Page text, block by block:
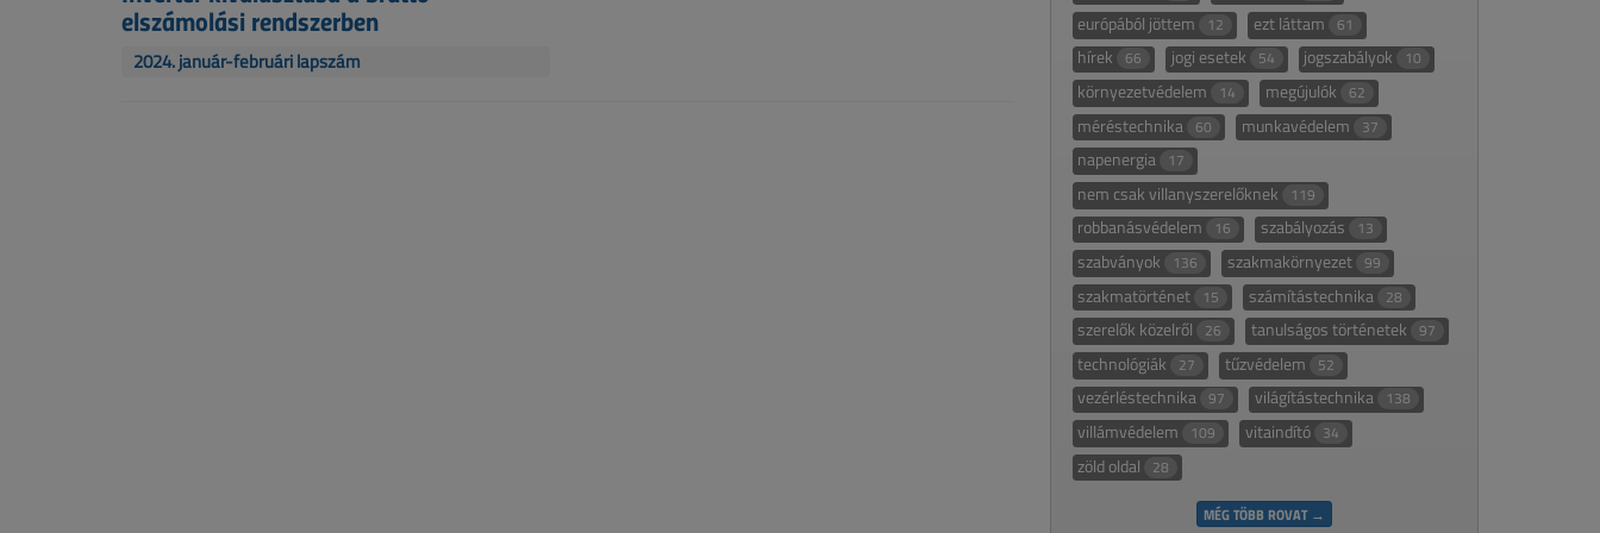
elszámolási rendszerben
2024. január-februári lapszám
európából jöttem 12 ezt láttam 61
hírek 66 jogi esetek 54 jogszabályok 10
környezetvédelem 14 megújulók 62
méréstechnika 60 munkavédelem 37
napenergia 17
nem csak villanyszerelőknek 119
robbanásvédelem 16 szabályozás 13
szabványok 136 szakmakörnyezet 99
szakmatörténet 15 számítástechnika 28
szerelők közelről 26 tanulságos történetek 97
technológiák 27 tűzvédelem 52
vezérléstechnika 97 világítástechnika 138
villámvédelem 109 vitaindító 34
zöld oldal 28
MÉG TÖBB ROVAT →